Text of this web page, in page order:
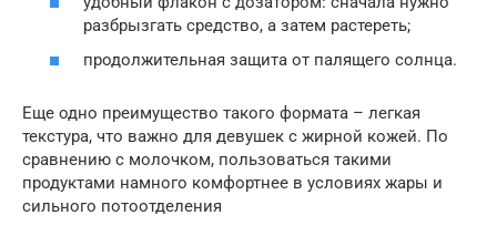
разбрызгать средство, а затем растереть;
продолжительная защита от палящего солнца.
Еще одно преимущество такого формата – легкая
текстура, что важно для девушек с жирной кожей. По
сравнению с молочком, пользоваться такими
продуктами намного комфортнее в условиях жары и
сильного потоотделения